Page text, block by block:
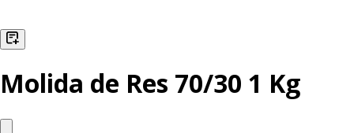
Molida de Res 70/30 1 Kg